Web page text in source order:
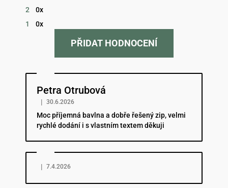
2
0x
1
0x
PŘIDAT HODNOCENÍ
Petra Otrubová
Hodnocení obchodu je 5 z 5 hvězdiček.
| 30.6.2026
Moc příjemná bavlna a dobře řešený zip, velmi
rychlé dodání i s vlastním textem děkuji
Hodnocení obchodu je 5 z 5 hvězdiček.
| 7.4.2026